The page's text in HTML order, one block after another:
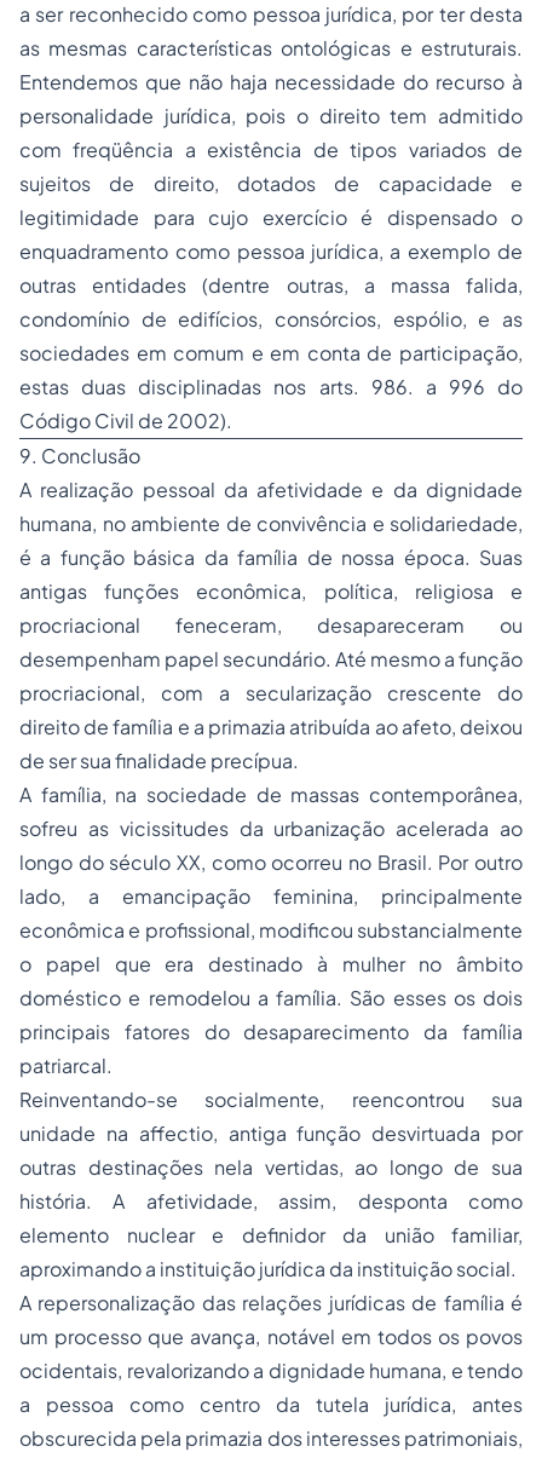
a ser reconhecido como pessoa jurídica, por ter desta
as mesmas características ontológicas e estruturais.
Entendemos que não haja necessidade do recurso à
personalidade jurídica, pois o direito tem admitido
com freqüência a existência de tipos variados de
sujeitos de direito, dotados de capacidade e
legitimidade para cujo exercício é dispensado o
enquadramento como pessoa jurídica, a exemplo de
outras entidades (dentre outras, a massa falida,
condomínio de edifícios, consórcios, espólio, e as
sociedades em comum e em conta de participação,
estas duas disciplinadas nos arts. 986. a 996 do
Código Civil de 2002).
9. Conclusão
A realização pessoal da afetividade e da dignidade
humana, no ambiente de convivência e solidariedade,
é a função básica da família de nossa época. Suas
antigas funções econômica, política, religiosa e
procriacional feneceram, desapareceram ou
desempenham papel secundário. Até mesmo a função
procriacional, com a secularização crescente do
direito de família e a primazia atribuída ao afeto, deixou
de ser sua finalidade precípua.
A família, na sociedade de massas contemporânea,
sofreu as vicissitudes da urbanização acelerada ao
longo do século XX, como ocorreu no Brasil. Por outro
lado, a emancipação feminina, principalmente
econômica e profissional, modificou substancialmente
o papel que era destinado à mulher no âmbito
doméstico e remodelou a família. São esses os dois
principais fatores do desaparecimento da família
patriarcal.
Reinventando-se socialmente, reencontrou sua
unidade na affectio, antiga função desvirtuada por
outras destinações nela vertidas, ao longo de sua
história. A afetividade, assim, desponta como
elemento nuclear e definidor da união familiar,
aproximando a instituição jurídica da instituição social.
A repersonalização das relações jurídicas de família é
um processo que avança, notável em todos os povos
ocidentais, revalorizando a dignidade humana, e tendo
a pessoa como centro da tutela jurídica, antes
obscurecida pela primazia dos interesses patrimoniais,